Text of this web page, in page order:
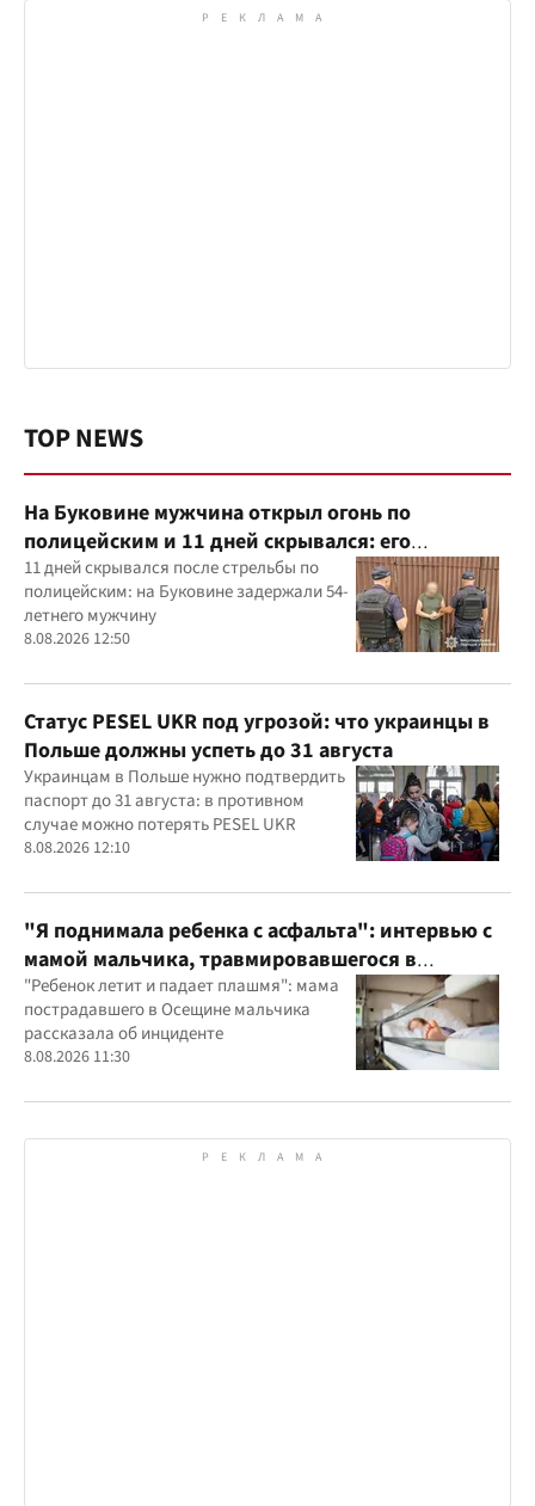
TOP NEWS
На Буковине мужчина открыл огонь по
полицейским и 11 дней скрывался: его
задержали
11 дней скрывался после стрельбы по
полицейским: на Буковине задержали 54-
летнего мужчину
8.08.2026 12:50
Статус PESEL UKR под угрозой: что украинцы в
Польше должны успеть до 31 августа
Украинцам в Польше нужно подтвердить
паспорт до 31 августа: в противном
случае можно потерять PESEL UKR
8.08.2026 12:10
"Я поднимала ребенка с асфальта": интервью с
мамой мальчика, травмировавшегося в
комплексе "Яхта" на Осещине
"Ребенок летит и падает плашмя": мама
пострадавшего в Осещине мальчика
рассказала об инциденте
8.08.2026 11:30